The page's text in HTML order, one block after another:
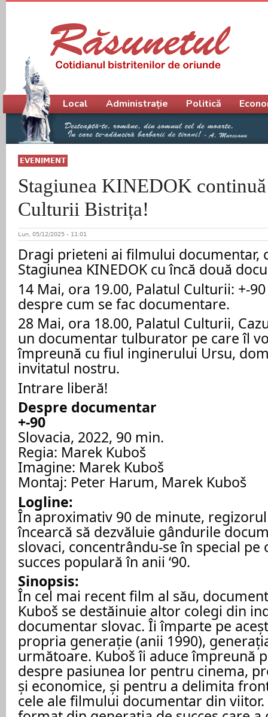
EVENIMENT
Stagiunea KINEDOK
Culturii Bistrița!
Lun, 05/12/2025 - 11:01
Dragi prieteni ai filmului documentar,
Stagiunea KINEDOK cu încă două
14 Mai, ora 19.00, Palatul Culturii: +-
despre cum se fac documentare.
28 Mai, ora 18.00, Palatul Culturii,
un documentar tulburator pe care îl
împreună cu fiul inginerului Ursu,
invitatul nostru.
Intrare liberă!
Despre documentar
+-90
Slovacia, 2022, 90 min.
Regia: Marek Kuboš
Imagine: Marek Kuboš
Montaj: Peter Harum, Marek Kuboš
Logline:
În aproximativ 90 de minute,
încearcă să dezvăluie gândurile
slovaci, concentrându-se în special pe
succes populară în anii ‘90.
Sinopsis:
În cel mai recent film al său,
Kuboš se destăinuie altor colegi din
documentar slovac. Îi împarte pe
propria generație (anii 1990),
următoare. Kuboš îi aduce împreună
despre pasiunea lor pentru cinema,
și economice, și pentru a delimita
cele ale filmului documentar din
Meniu principal
Local Administrație Politică